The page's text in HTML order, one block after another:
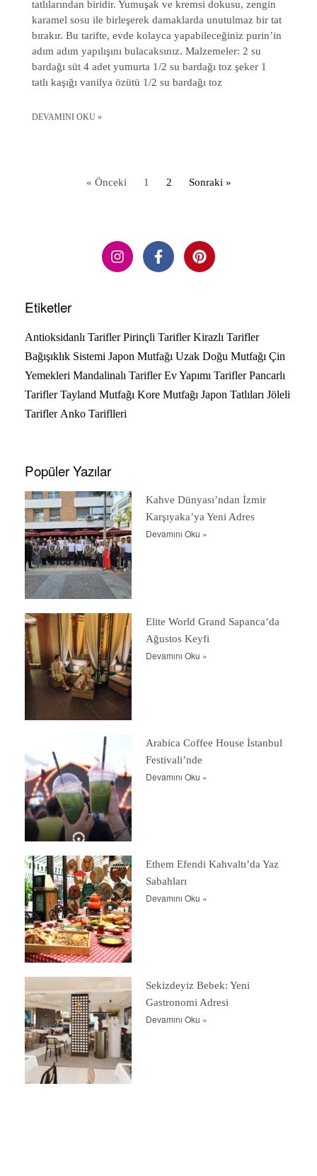
tatlılarından biridir. Yumuşak ve kremsi dokusu, zengin
karamel sosu ile birleşerek damaklarda unutulmaz bir tat
bırakır. Bu tarifte, evde kolayca yapabileceğiniz purin’in
adım adım yapılışını bulacaksınız. Malzemeler: 2 su
bardağı süt 4 adet yumurta 1/2 su bardağı toz şeker 1
tatlı kaşığı vanilya özütü 1/2 su bardağı toz
DEVAMINI OKU »
« Önceki 1 2 Sonraki »
Etiketler
Antioksidanlı Tarifler Pirinçli Tarifler Kirazlı Tarifler
Bağışıklık Sistemi Japon Mutfağı Uzak Doğu Mutfağı Çin
Yemekleri Mandalinalı Tarifler Ev Yapımı Tarifler Pancarlı
Tarifler Tayland Mutfağı Kore Mutfağı Japon Tatlıları Jöleli
Tarifler Anko Tariflleri
Popüler Yazılar
Kahve Dünyası’ndan İzmir
Karşıyaka’ya Yeni Adres
Devamını Oku »
Elite World Grand Sapanca’da
Ağustos Keyfi
Devamını Oku »
Arabica Coffee House İstanbul
Festivali’nde
Devamını Oku »
Ethem Efendi Kahvaltı’da Yaz
Sabahları
Devamını Oku »
Sekizdeyiz Bebek: Yeni
Gastronomi Adresi
Devamını Oku »